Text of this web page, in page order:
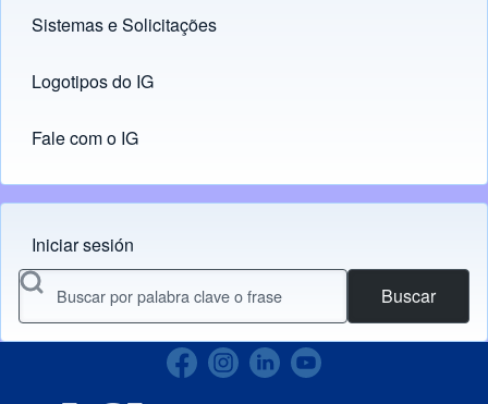
Sistemas e Solicitações
(opens in new tab)
Logotipos do IG
(opens in new tab)
Fale com o IG
Menu do usuário
Iniciar sesión
Buscar